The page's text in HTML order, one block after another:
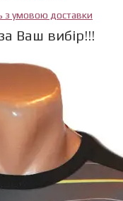
з умовою доставки
Ваш вибір!!!